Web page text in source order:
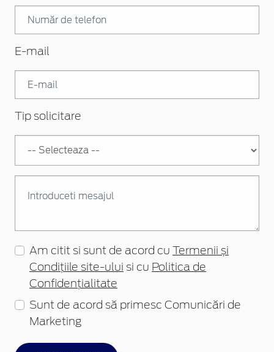
E-mail
Tip solicitare
Am citit si sunt de acord cu
Termenii și
Condițiile site-ului si cu Politica de
Confidențialitate
Sunt de acord să primesc Comunicări de
Marketing